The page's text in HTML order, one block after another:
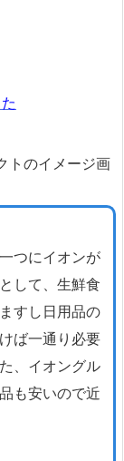
つにイオンが
して、生鮮食
すし日用品の
ば一通り必要
、イオングル
も安いので近